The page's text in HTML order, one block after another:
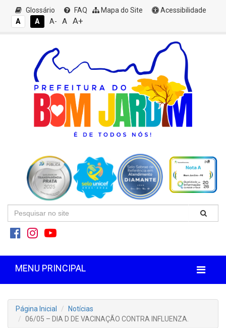
Glossário FAQ Mapa do Site
Acessibilidade
A
A A- A A+
MENU PRINCIPAL
Página Inicial
Notícias
06/05 – DIA D DE VACINAÇÃO CONTRA INFLUENZA.